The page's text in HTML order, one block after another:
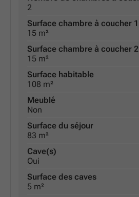
2
Surface chambre à coucher 1
15 m²
Surface chambre à coucher 2
15 m²
Surface habitable
108 m²
Meublé
Non
Surface du séjour
83 m²
Cave(s)
Oui
Surface des caves
5 m²